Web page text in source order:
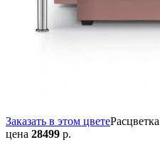
Заказать в этом цветеРасцветка
цена 28499 р.